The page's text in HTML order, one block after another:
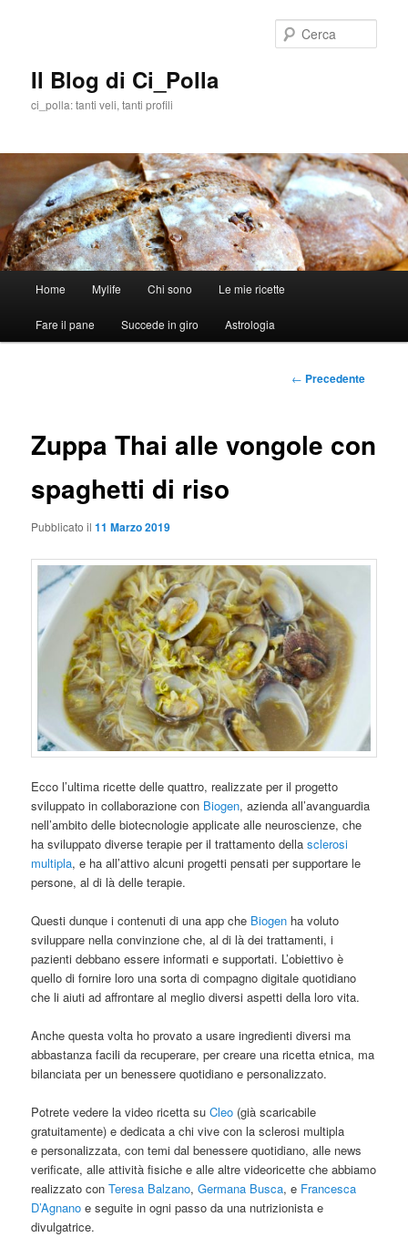
Il Blog di Ci_Polla
ci_polla: tanti veli, tanti profili
principale
Vai
al
Home Mylife Chi sono Le mie ricette
Fare il pane Succede in giro Astrologia
Navigazione
← Precedente
Zuppa Thai alle vongole con
spaghetti di riso
Pubblicato il11 Marzo 2019
Ecco l’ultima ricette delle quattro, realizzate per il progetto
sviluppato in collaborazione con Biogen, azienda all’avanguardia
nell’ambito delle biotecnologie applicate alle neuroscienze, che
ha sviluppato diverse terapie per il trattamento dellasclerosi
multipla, e ha all’attivo alcuni progetti pensati per supportare le
persone, al di là delle terapie.
Questi dunque i contenuti di una app che Biogen ha voluto
sviluppare nella convinzione che, al di là dei trattamenti, i
pazienti debbano essere informati e supportati. L’obiettivo è
quello di fornire loro una sorta di compagno digitale quotidiano
che li aiuti ad affrontare al meglio diversi aspetti della loro vita.
Anche questa volta ho provato a usare ingredienti diversi ma
abbastanza facili da recuperare, per creare una ricetta etnica, ma
bilanciata per un benessere quotidiano e personalizzato.
Potrete vedere la video ricetta suCleo (già scaricabile
gratuitamente) e dedicata a chi vive con la sclerosi multipla
e personalizzata, con temi dal benessere quotidiano, alle news
verificate, alle attività fisiche e alle altre videoricette che abbiamo
realizzato conTeresa Balzano,Germana Busca, e Francesca
D’Agnano e seguite in ogni passo da una nutrizionista e
divulgatrice.